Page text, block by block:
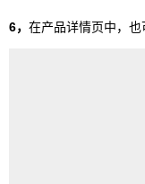
6， 在产品详情页中，